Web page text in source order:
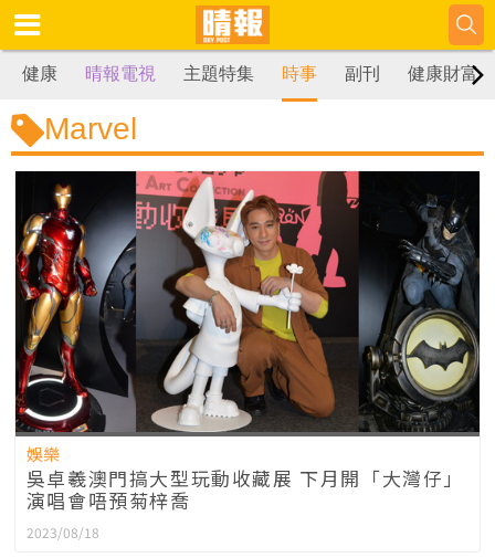
健康 晴報電視 主題特集 時事 副刊 健康財富
Marvel
娛樂
吳卓羲澳門搞大型玩動收藏展 下月開「大灣仔」
演唱會唔預菊梓喬
2023/08/18